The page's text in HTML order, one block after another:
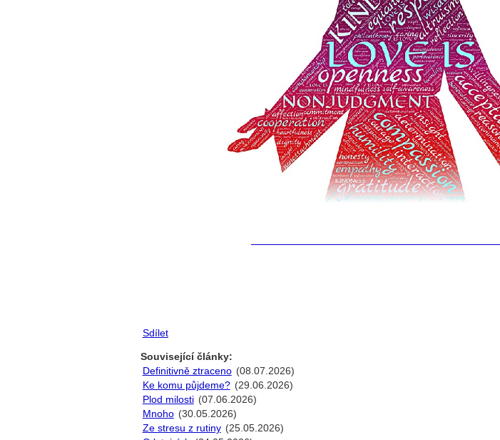
Sdílet
Související články:
Definitivně ztraceno (08.07.2026)
Ke komu půjdeme? (29.06.2026)
Plod milosti (07.06.2026)
Mnoho (30.05.2026)
Ze stresu z rutiny (25.05.2026)